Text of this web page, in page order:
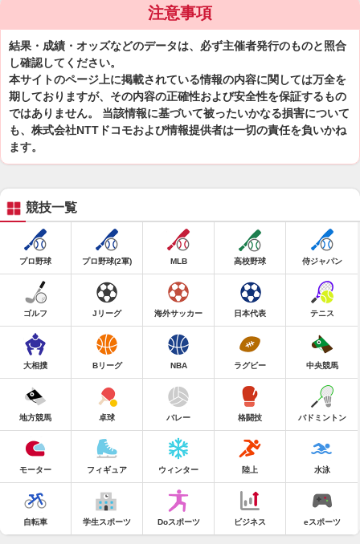
注意事項
結果・成績・オッズなどのデータは、必ず主催者発行のものと照合
し確認してください。
本サイトのページ上に掲載されている情報の内容に関しては万全を
期しておりますが、その内容の正確性および安全性を保証するもの
ではありません。 当該情報に基づいて被ったいかなる損害について
も、株式会社NTTドコモおよび情報提供者は一切の責任を負いかね
ます。
競技一覧
プロ野球 プロ野球(2軍) MLB 高校野球 侍ジャパン
ゴルフ Jリーグ 海外サッカー 日本代表 テニス
大相撲 Bリーグ NBA ラグビー 中央競馬
地方競馬 卓球 バレー 格闘技 バドミントン
モーター フィギュア ウィンター 陸上 水泳
自転車 学生スポーツ Doスポーツ ビジネス eスポーツ